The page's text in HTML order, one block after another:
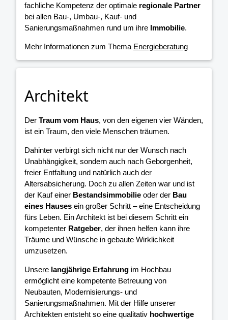
fachliche Kompetenz der optimale regionale Partner
bei allen Bau-, Umbau-, Kauf- und
Sanierungsmaßnahmen rund um ihre Immobilie.
Mehr Informationen zum Thema Energieberatung
Architekt
Der Traum vom Haus, von den eigenen vier Wänden,
ist ein Traum, den viele Menschen träumen.
Dahinter verbirgt sich nicht nur der Wunsch nach
Unabhängigkeit, sondern auch nach Geborgenheit,
freier Entfaltung und natürlich auch der
Altersabsicherung. Doch zu allen Zeiten war und ist
der Kauf einer Bestandsimmobilie oder der Bau
eines Hauses ein großer Schritt – eine Entscheidung
fürs Leben. Ein Architekt ist bei diesem Schritt ein
kompetenter Ratgeber, der ihnen helfen kann ihre
Träume und Wünsche in gebaute Wirklichkeit
umzusetzen.
Unsere langjährige Erfahrung im Hochbau
ermöglicht eine kompetente Betreuung von
Neubauten, Modernisierungs- und
Sanierungsmaßnahmen. Mit der Hilfe unserer
Architekten entsteht so eine qualitativ hochwertige